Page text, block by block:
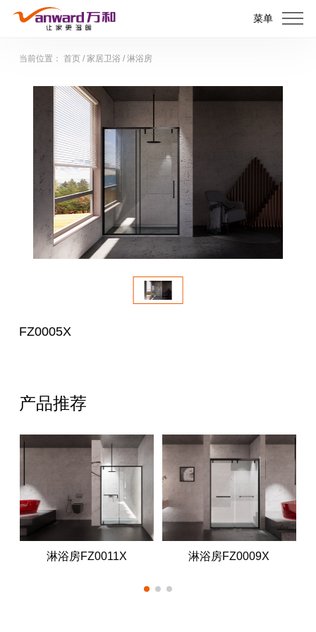
菜单
当前位置： 首页/ 家居卫浴 / 淋浴房
FZ0005X
产品推荐
淋浴房FZ0011X 淋浴房FZ0009X